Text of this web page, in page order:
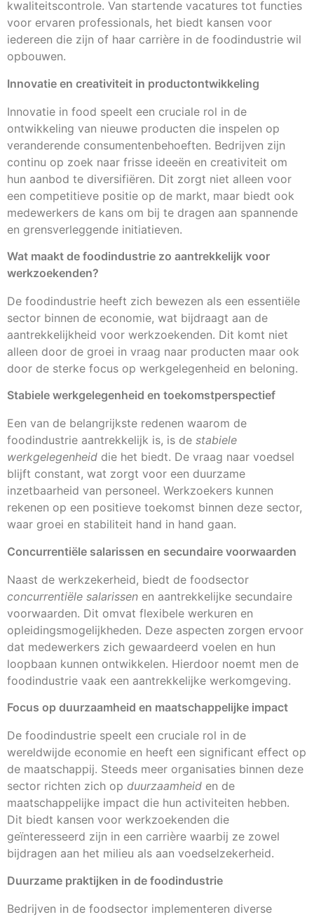
kwaliteitscontrole. Van startende vacatures tot functies
voor ervaren professionals, het biedt kansen voor
iedereen die zijn of haar carrière in de foodindustrie wil
opbouwen.
Innovatie en creativiteit in productontwikkeling
Innovatie in food speelt een cruciale rol in de
ontwikkeling van nieuwe producten die inspelen op
veranderende consumentenbehoeften. Bedrijven zijn
continu op zoek naar frisse ideeën en creativiteit om
hun aanbod te diversifiëren. Dit zorgt niet alleen voor
een competitieve positie op de markt, maar biedt ook
medewerkers de kans om bij te dragen aan spannende
en grensverleggende initiatieven.
Wat maakt de foodindustrie zo aantrekkelijk voor
werkzoekenden?
De foodindustrie heeft zich bewezen als een essentiële
sector binnen de economie, wat bijdraagt aan de
aantrekkelijkheid voor werkzoekenden. Dit komt niet
alleen door de groei in vraag naar producten maar ook
door de sterke focus op werkgelegenheid en beloning.
Stabiele werkgelegenheid en toekomstperspectief
Een van de belangrijkste redenen waarom de
foodindustrie aantrekkelijk is, is de stabiele
werkgelegenheid die het biedt. De vraag naar voedsel
blijft constant, wat zorgt voor een duurzame
inzetbaarheid van personeel. Werkzoekers kunnen
rekenen op een positieve toekomst binnen deze sector,
waar groei en stabiliteit hand in hand gaan.
Concurrentiële salarissen en secundaire voorwaarden
Naast de werkzekerheid, biedt de foodsector
concurrentiële salarissen en aantrekkelijke secundaire
voorwaarden. Dit omvat flexibele werkuren en
opleidingsmogelijkheden. Deze aspecten zorgen ervoor
dat medewerkers zich gewaardeerd voelen en hun
loopbaan kunnen ontwikkelen. Hierdoor noemt men de
foodindustrie vaak een aantrekkelijke werkomgeving.
Focus op duurzaamheid en maatschappelijke impact
De foodindustrie speelt een cruciale rol in de
wereldwijde economie en heeft een significant effect op
de maatschappij. Steeds meer organisaties binnen deze
sector richten zich op duurzaamheid en de
maatschappelijke impact die hun activiteiten hebben.
Dit biedt kansen voor werkzoekenden die
geïnteresseerd zijn in een carrière waarbij ze zowel
bijdragen aan het milieu als aan voedselzekerheid.
Duurzame praktijken in de foodindustrie
Bedrijven in de foodsector implementeren diverse